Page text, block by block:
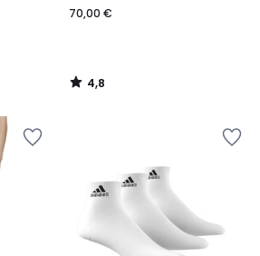
70,00 €
4,8
/